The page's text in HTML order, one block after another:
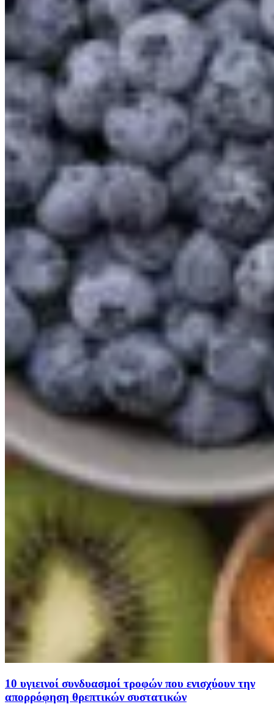
10 υγιεινοί συνδυασμοί τροφών που ενισχύουν την
απορρόφηση θρεπτικών συστατικών